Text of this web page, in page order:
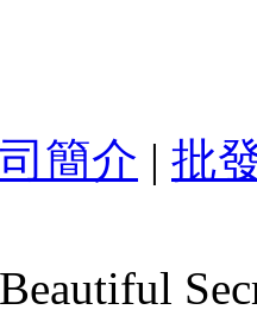
簡介 | 批